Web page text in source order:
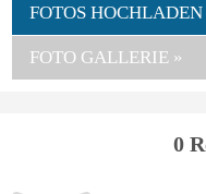
FOTOS HOCHLADEN
FOTO GALLERIE »
0